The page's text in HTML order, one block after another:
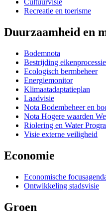
Cultuurvisie
Recreatie en toerisme
Duurzaamheid en
Bodemnota
Bestrijding
Ecologisch bermbeheer
Energiemonitor
Klimaatadaptatieplan
Laadvisie
Nota Bodembeheer en
Nota Hogere waarden
Riolering en Water
Visie externe veiligheid
Economie
Economische
Ontwikkeling stadsvisie
Groen